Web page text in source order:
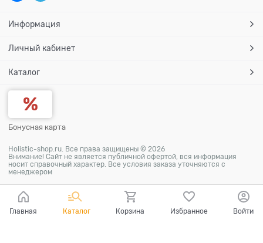
Информация
Личный кабинет
Каталог
Бонусная карта
Holistic-shop.ru. Все права защищены © 2026
Внимание! Сайт не является публичной офертой, вся информация
носит справочный характер. Все условия заказа уточняются с
менеджером
Главная Каталог Корзина Избранное Войти